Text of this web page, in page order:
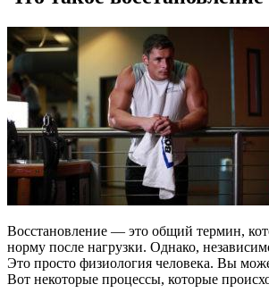
Восстановление — это общий термин,
норму после нагрузки. Однако,
Это просто физиология человека. Вы
Вот некоторые процессы, которые